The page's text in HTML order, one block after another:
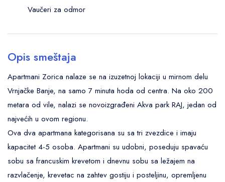
Vaučeri za odmor
Opis smeštaja
Apartmani Zorica nalaze se na izuzetnoj lokaciji u mirnom delu
Vrnjačke Banje, na samo 7 minuta hoda od centra. Na oko 200
metara od vile, nalazi se novoizgrađeni Akva park RAJ, jedan od
najvećih u ovom regionu.
Ova dva apartmana kategorisana su sa tri zvezdice i imaju
kapacitet 4-5 osoba. Apartmani su udobni, poseduju spavaću
sobu sa francuskim krevetom i dnevnu sobu sa ležajem na
razvlačenje, krevetac na zahtev gostiju i posteljinu, opremljenu